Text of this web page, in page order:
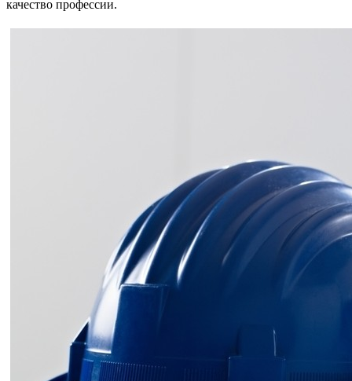
качество профессии.